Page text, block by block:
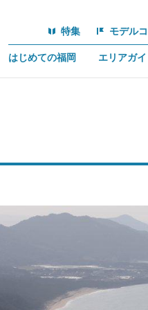
特集 モデル
はじめての福岡 エリアガイ